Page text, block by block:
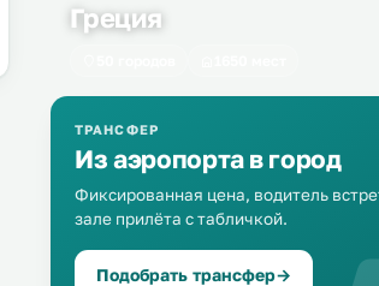
Греция
ТРАНСФЕР
Из аэропорта в город
Фиксированная цена, водитель
зале прилёта с табличкой.
Подобрать трансфер→